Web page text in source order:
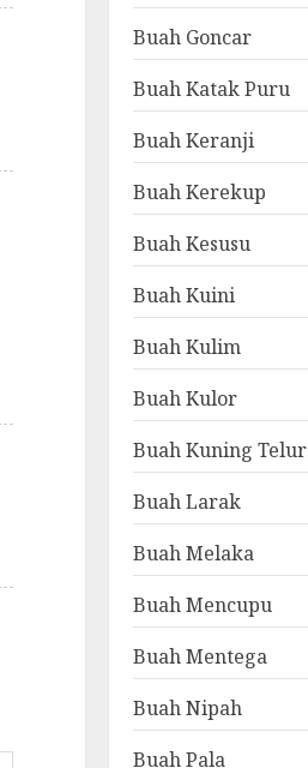
Buah Goncar
Buah Katak Puru
Buah Keranji
Buah Kerekup
Buah Kesusu
Buah Kuini
Buah Kulim
Buah Kulor
Buah Kuning Telur
Buah Larak
Buah Melaka
Buah Mencupu
Buah Mentega
Buah Nipah
Buah Pala